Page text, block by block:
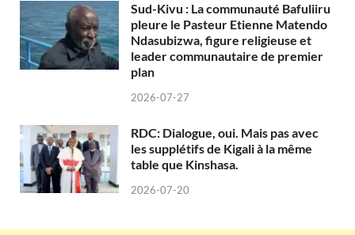
Sud-Kivu : La communauté Bafuliiru
pleure le Pasteur Etienne Matendo
Ndasubizwa, figure religieuse et
leader communautaire de premier
plan
2026-07-27
RDC: Dialogue, oui. Mais pas avec
les supplétifs de Kigali à la même
table que Kinshasa.
2026-07-20